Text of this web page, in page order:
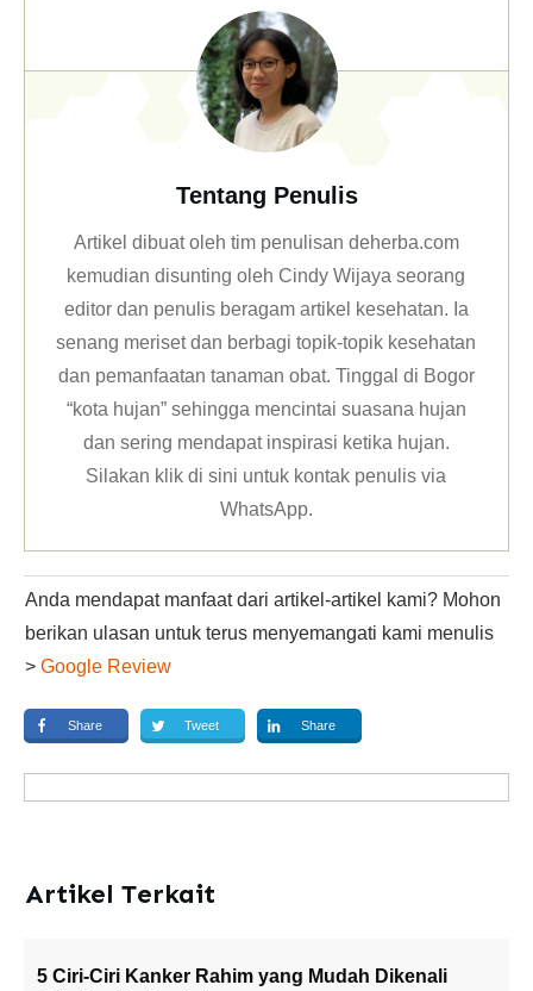
Tentang Penulis
Artikel dibuat oleh tim penulisan deherba.com
kemudian disunting oleh Cindy Wijaya seorang
editor dan penulis beragam artikel kesehatan. Ia
senang meriset dan berbagi topik-topik kesehatan
dan pemanfaatan tanaman obat. Tinggal di Bogor
“kota hujan” sehingga mencintai suasana hujan
dan sering mendapat inspirasi ketika hujan.
Silakan klikdi sini untuk kontak penulis via
WhatsApp.
Anda mendapat manfaat dari artikel-artikel kami? Mohon
berikan ulasan untuk terus menyemangati kami menulis
> Google Review
Share Tweet Share
Artikel Terkait
5 Ciri-Ciri Kanker Rahim yang Mudah Dikenali